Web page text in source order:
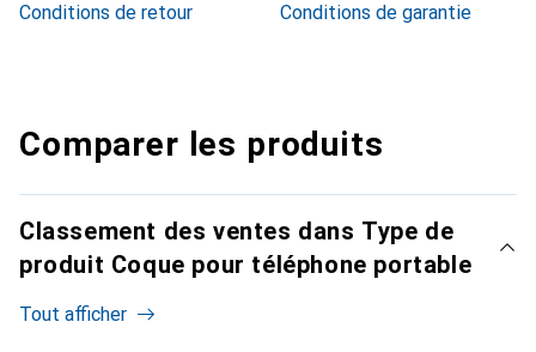
Conditions de retour
Conditions de garantie
Comparer les produits
Classement des ventes dans Type de
produit Coque pour téléphone portable
Tout afficher